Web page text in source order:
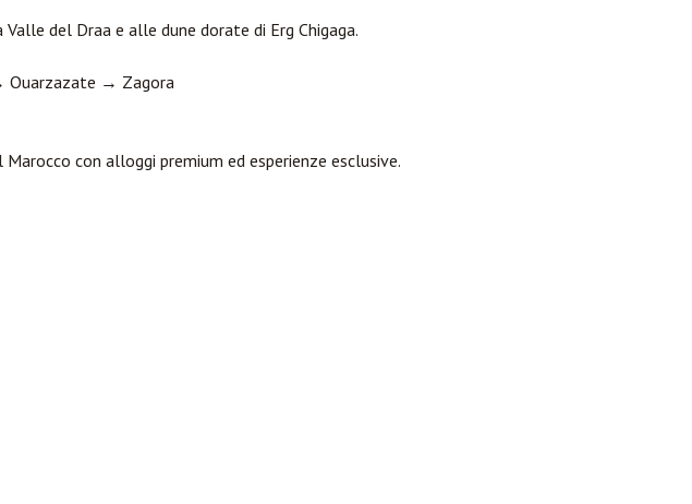
del Draa e alle dune dorate di Erg Chigaga.
Ouarzazate → Zagora
con alloggi premium ed esperienze esclusive.